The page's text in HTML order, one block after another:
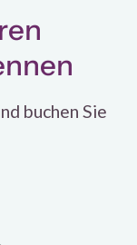
buchen Sie